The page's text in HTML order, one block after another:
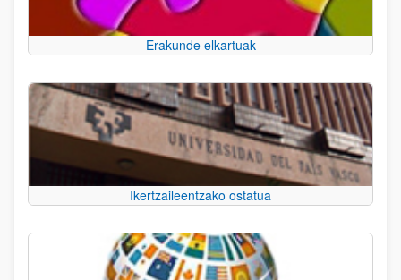
Erakunde elkartuak
Ikertzaileentzako ostatua